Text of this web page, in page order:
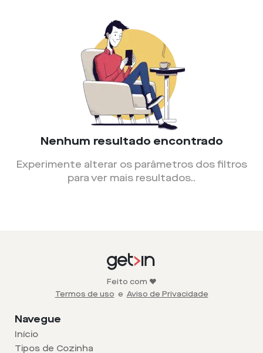
Nenhum resultado encontrado
Experimente alterar os parâmetros dos filtros
para ver mais resultados..
Feito com ❤️
Termos de uso e Aviso de Privacidade
Navegue
Início
Tipos de Cozinha